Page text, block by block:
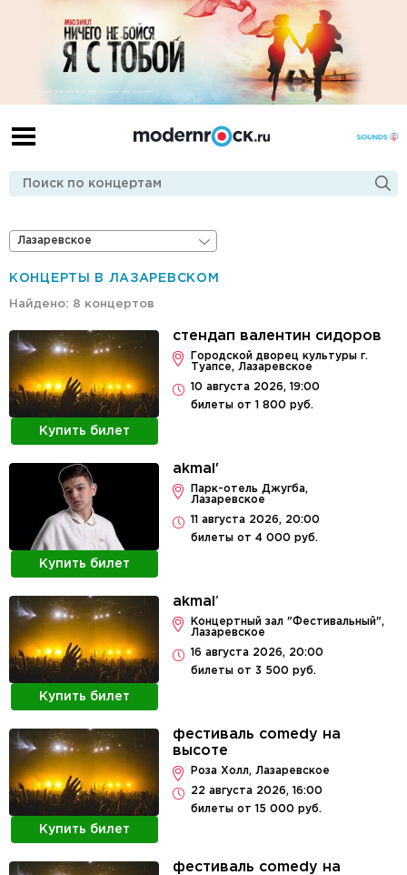
Лазаревское
КОНЦЕРТЫ В ЛАЗАРЕВСКОМ
Найдено: 8 концертов
Купить билет
стендап валентин сидоров
Городской дворец культуры г.
Туапсе, Лазаревское
10 августа 2026, 19:00
билеты от 1 800 руб.
Купить билет
akmal'
Парк-отель Джугба,
Лазаревское
11 августа 2026, 20:00
билеты от 4 000 руб.
Купить билет
akmal’
Концертный зал "Фестивальный",
Лазаревское
16 августа 2026, 20:00
билеты от 3 500 руб.
Купить билет
фестиваль comedy на
высоте
Роза Холл, Лазаревское
22 августа 2026, 16:00
билеты от 15 000 руб.
фестиваль comedy на